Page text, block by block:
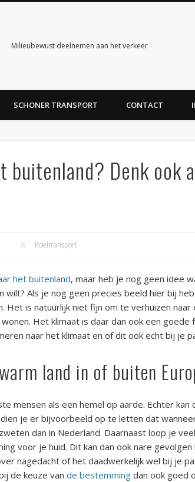
Milieubewust deelnemen aan het verkeer
SCHONER TRANSPORT CONTACT
buitenland? Denk ook
Koeltransport
het buitenland, maar heb je nog geen idee
wilt? Als je nog geen precies beeld hier bij
Het is natuurlijk niet fijn om te verhuizen naar
Het klimaat is daar dan ook een goede
naar het klimaat en of dit ook echt bij je
land in of buiten
mensen als een hemel op aarde. Echter kan
je er bijvoorbeeld op te letten dat
dan in Nederland. Daarnaast loop je
voor je huid. Dit kan dan ook nare
nagedacht of het daadwerkelijk wel bij je
de keuze vande bestemming dan ook goed